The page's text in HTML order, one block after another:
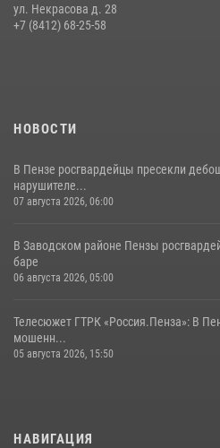
Пучков посетил 55-й Всероссийский
ул. Некрасова д. 28
+7 (8412) 68-25-58
НОВОСТИ
В Пензе росгвардейцы пресекли
нарушителе...
07 августа 2026, 06:00
В Заводском районе Пензы
баре
06 августа 2026, 05:00
Телесюжет ГТРК «Россия.Пенза»: В
мошенн...
05 августа 2026, 15:50
НАВИГАЦИЯ